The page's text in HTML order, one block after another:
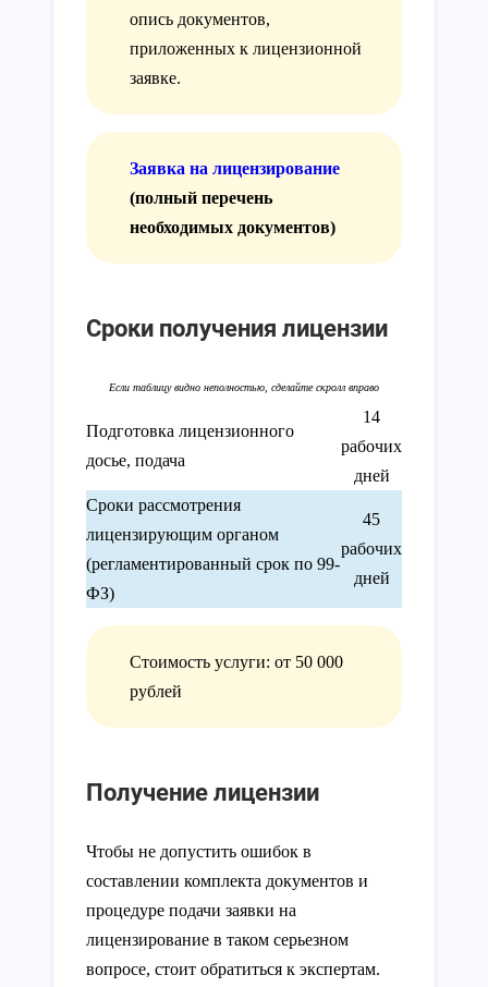
опись документов,
приложенных к лицензионной
заявке.
Заявка на лицензирование
(полный перечень
необходимых документов)
Сроки получения лицензии
Подготовка лицензионного
досье, подача
14
рабочих
дней
Сроки рассмотрения
лицензирующим органом
(регламентированный срок по 99-
ФЗ)
45
рабочих
дней
Стоимость услуги: от 50 000
рублей
Получение лицензии
Чтобы не допустить ошибок в
составлении комплекта документов и
процедуре подачи заявки на
лицензирование в таком серьезном
вопросе, стоит обратиться к экспертам.